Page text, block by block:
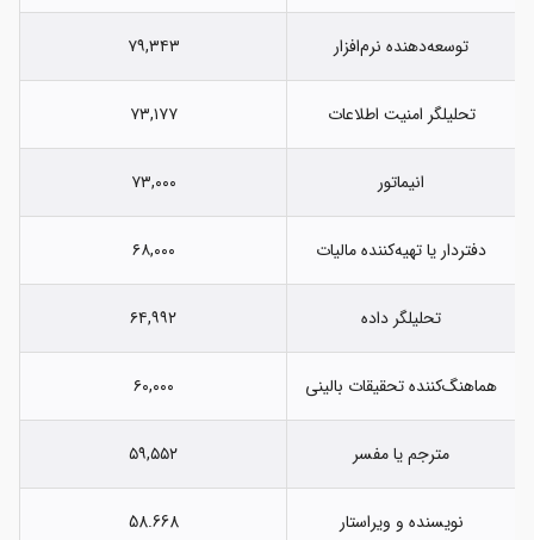
توسعه‌دهنده نرم‌افزار ۷۹,۳۴۳
تحلیلگر امنیت اطلاعات ۷۳,۱۷۷
انیماتور ۷۳,۰۰۰
دفتردار یا تهیه‌کننده مالیات ۶۸,۰۰۰
تحلیلگر داده ۶۴,۹۹۲
هماهنگ‌کننده تحقیقات بالینی ۶۰,۰۰۰
مترجم یا مفسر ۵۹,۵۵۲
نویسنده و ویراستار 58.668